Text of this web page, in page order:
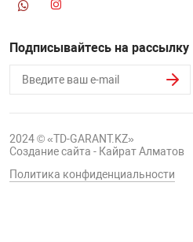
Подписывайтесь на рассылку
2024 © «TD-GARANT.KZ»
Создание сайта - Кайрат Алматов
Политика конфиденциальности